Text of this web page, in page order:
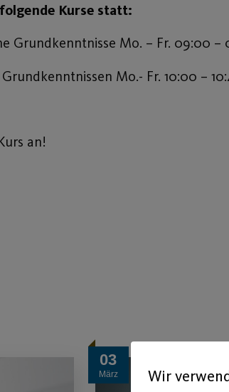
Kurse statt:
Grundkenntnisse Mo. – Fr. 09:00 –
Mo.- Fr. 10:00 –
an!
03
März Wir